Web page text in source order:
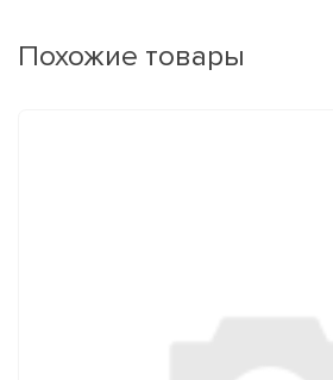
Похожие товары